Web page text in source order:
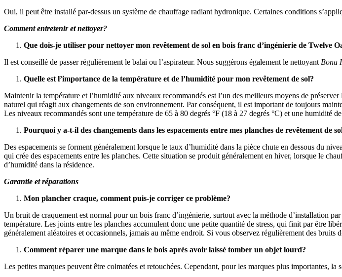
Oui, il peut être installé par-dessus un système de chauffage radiant hydronique. Certaines conditions
Comment entretenir et nettoyer?
Que dois-je utiliser pour nettoyer mon revêtement de sol en bois franc d’ingénierie de Twelve
Il est conseillé de passer régulièrement le balai ou l’aspirateur. Nous suggérons également le nettoyant Bona
Quelle est l’importance de la température et de l’humidité pour mon revêtement de sol?
Maintenir la température et l’humidité aux niveaux recommandés est l’un des meilleurs moyens de
naturel qui réagit aux changements de son environnement. Par conséquent, il est important de toujours
Les niveaux recommandés sont une température de 65 à 80 degrés °F (18 à 27 degrés °C) et une humidité
Pourquoi y a-t-il des changements dans les espacements entre mes planches de revêtement de
Des espacements se forment généralement lorsque le taux d’humidité dans la pièce chute en dessous du
qui crée des espacements entre les planches. Cette situation se produit généralement en hiver, lorsque le
d’humidité dans la résidence.
Garantie et réparations
Mon plancher craque, comment puis-je corriger ce problème?
Un bruit de craquement est normal pour un bois franc d’ingénierie, surtout avec la méthode d’installation
température. Les joints entre les planches accumulent donc une petite quantité de stress, qui finit par être
généralement aléatoires et occasionnels, jamais au même endroit. Si vous observez régulièrement des
Comment réparer une marque dans le bois après avoir laissé tomber un objet lourd?
Les petites marques peuvent être colmatées et retouchées. Cependant, pour les marques plus importantes,